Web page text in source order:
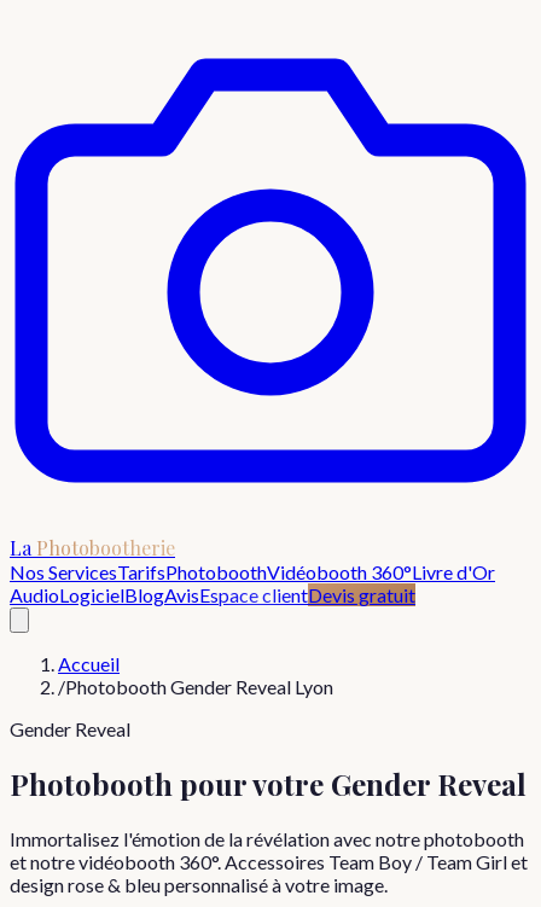
La Photobootherie
Nos ServicesTarifsPhotoboothVidéobooth 360°Livre d'Or
AudioLogicielBlogAvisEspace clientDevis gratuit
Accueil
/Photobooth Gender Reveal Lyon
Gender Reveal
Photobooth pour votre Gender Reveal
Immortalisez l'émotion de la révélation avec notre photobooth
et notre vidéobooth 360°. Accessoires Team Boy / Team Girl et
design rose & bleu personnalisé à votre image.